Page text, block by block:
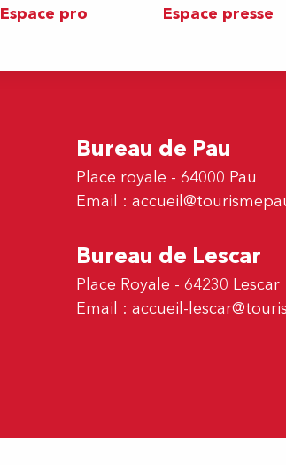
Espace pro Espace presse
Bureau de Pau
Place royale - 64000 Pau
Email :
Bureau de Lescar
Place Royale - 64230 Lescar
Email : accueil-